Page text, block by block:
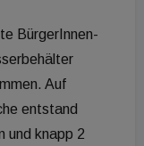
BürgerInnen-
Auf
entstand
und knapp 2